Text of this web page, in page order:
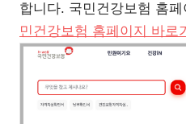
합니다. 국민건강보험 홈
민건강보험 홈페이지 바로